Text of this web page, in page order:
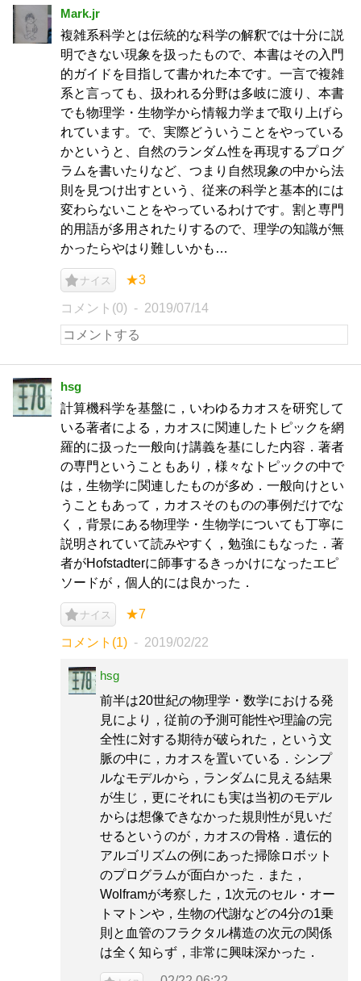
Mark.jr
複雑系科学とは伝統的な科学の解釈では十分に説
明できない現象を扱ったもので、本書はその入門
的ガイドを目指して書かれた本です。一言で複雑
系と言っても、扱われる分野は多岐に渡り、本書
でも物理学・生物学から情報力学まで取り上げら
れています。で、実際どういうことをやっている
かというと、自然のランダム性を再現するプログ
ラムを書いたりなど、つまり自然現象の中から法
則を見つけ出すという、従来の科学と基本的には
変わらないことをやっているわけです。割と専門
的用語が多用されたりするので、理学の知識が無
かったらやはり難しいかも…
ナイス ★3
コメント(0) 2019/07/14
hsg
計算機科学を基盤に，いわゆるカオスを研究して
いる著者による，カオスに関連したトピックを網
羅的に扱った一般向け講義を基にした内容．著者
の専門ということもあり，様々なトピックの中で
は，生物学に関連したものが多め．一般向けとい
うこともあって，カオスそのものの事例だけでな
く，背景にある物理学・生物学についても丁寧に
説明されていて読みやすく，勉強にもなった．著
者がHofstadterに師事するきっかけになったエピ
ソードが，個人的には良かった．
ナイス ★7
コメント(1) 2019/02/22
hsg
前半は20世紀の物理学・数学における発
見により，従前の予測可能性や理論の完
全性に対する期待が破られた，という文
脈の中に，カオスを置いている．シンプ
ルなモデルから，ランダムに見える結果
が生じ，更にそれにも実は当初のモデル
からは想像できなかった規則性が見いだ
せるというのが，カオスの骨格．遺伝的
アルゴリズムの例にあった掃除ロボット
のプログラムが面白かった．また，
Wolframが考察した，1次元のセル・オー
トマトンや，生物の代謝などの4分の1乗
則と血管のフラクタル構造の次元の関係
は全く知らず，非常に興味深かった．